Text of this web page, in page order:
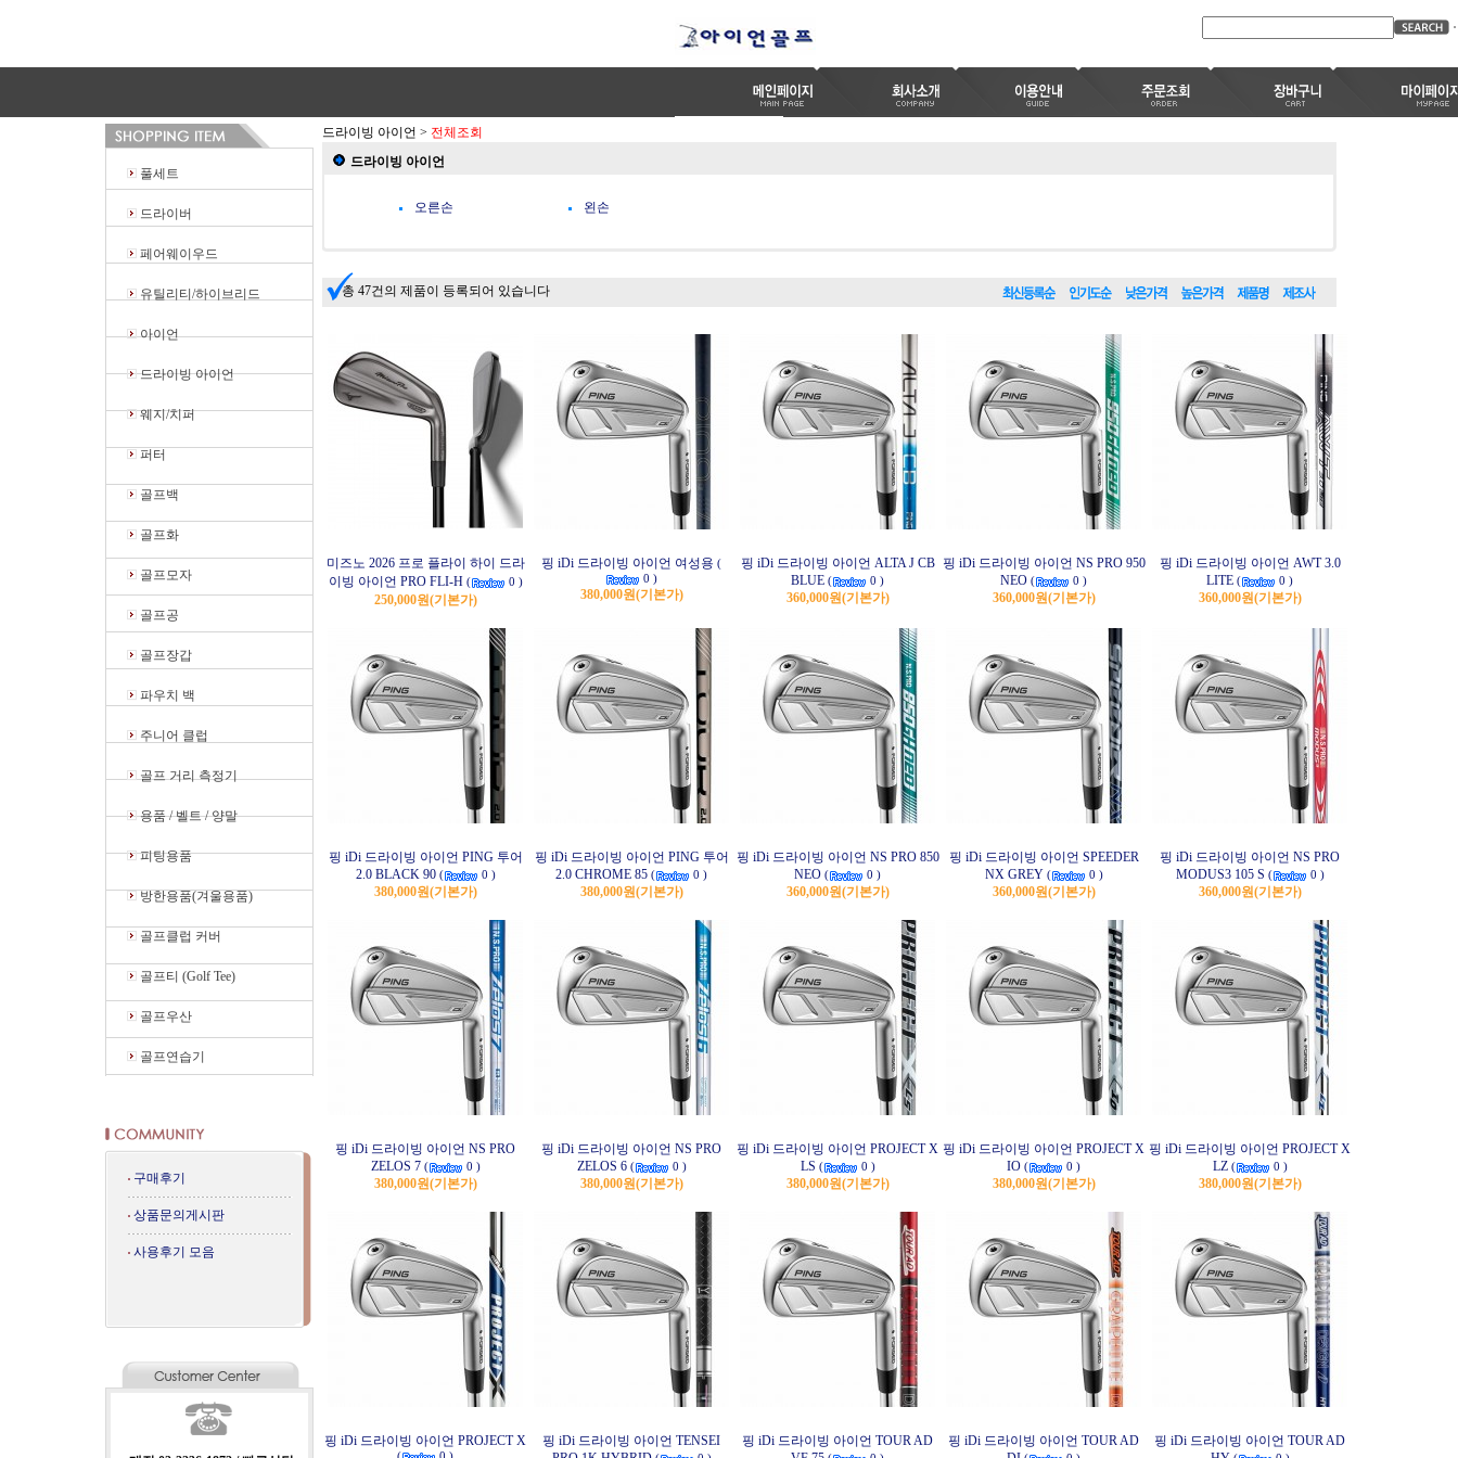
풀세트
드라이버
페어웨이우드
유틸리티/하이브리드
아이언
드라이빙 아이언
웨지/치퍼
퍼터
골프백
골프화
골프모자
골프공
골프장갑
파우치 백
주니어 클럽
골프 거리 측정기
용품 / 벨트 / 양말
피팅용품
방한용품(겨울용품)
골프클럽 커버
골프티 (Golf Tee)
골프우산
골프연습기
구매후기
상품문의게시판
사용후기 모음
드라이빙 아이언 > 전체조회
드라이빙 아이언
오른손 왼손
총 47건의 제품이 등록되어 있습니다
미즈노 2026 프로 플라이 하이 드라
이빙 아이언 PRO FLI-H ( 0 )
250,000원(기본가)
핑 iDi 드라이빙 아이언 여성용 (
0 )
380,000원(기본가)
핑 iDi 드라이빙 아이언 ALTA J CB
BLUE ( 0 )
360,000원(기본가)
핑 iDi 드라이빙 아이언 NS PRO 950
NEO ( 0 )
360,000원(기본가)
핑 iDi 드라이빙 아이언 AWT 3.0
LITE ( 0 )
360,000원(기본가)
핑 iDi 드라이빙 아이언 PING 투어
2.0 BLACK 90 ( 0 )
380,000원(기본가)
핑 iDi 드라이빙 아이언 PING 투어
2.0 CHROME 85 ( 0 )
380,000원(기본가)
핑 iDi 드라이빙 아이언 NS PRO 850
NEO ( 0 )
360,000원(기본가)
핑 iDi 드라이빙 아이언 SPEEDER
NX GREY ( 0 )
360,000원(기본가)
핑 iDi 드라이빙 아이언 NS PRO
MODUS3 105 S ( 0 )
360,000원(기본가)
핑 iDi 드라이빙 아이언 NS PRO
ZELOS 7 ( 0 )
380,000원(기본가)
핑 iDi 드라이빙 아이언 NS PRO
ZELOS 6 ( 0 )
380,000원(기본가)
핑 iDi 드라이빙 아이언 PROJECT X
LS ( 0 )
380,000원(기본가)
핑 iDi 드라이빙 아이언 PROJECT X
IO ( 0 )
380,000원(기본가)
핑 iDi 드라이빙 아이언 PROJECT X
LZ ( 0 )
380,000원(기본가)
핑 iDi 드라이빙 아이언 PROJECT X
핑 iDi 드라이빙 아이언 TENSEI
핑 iDi 드라이빙 아이언 TOUR AD
핑 iDi 드라이빙 아이언 TOUR AD
핑 iDi 드라이빙 아이언 TOUR AD